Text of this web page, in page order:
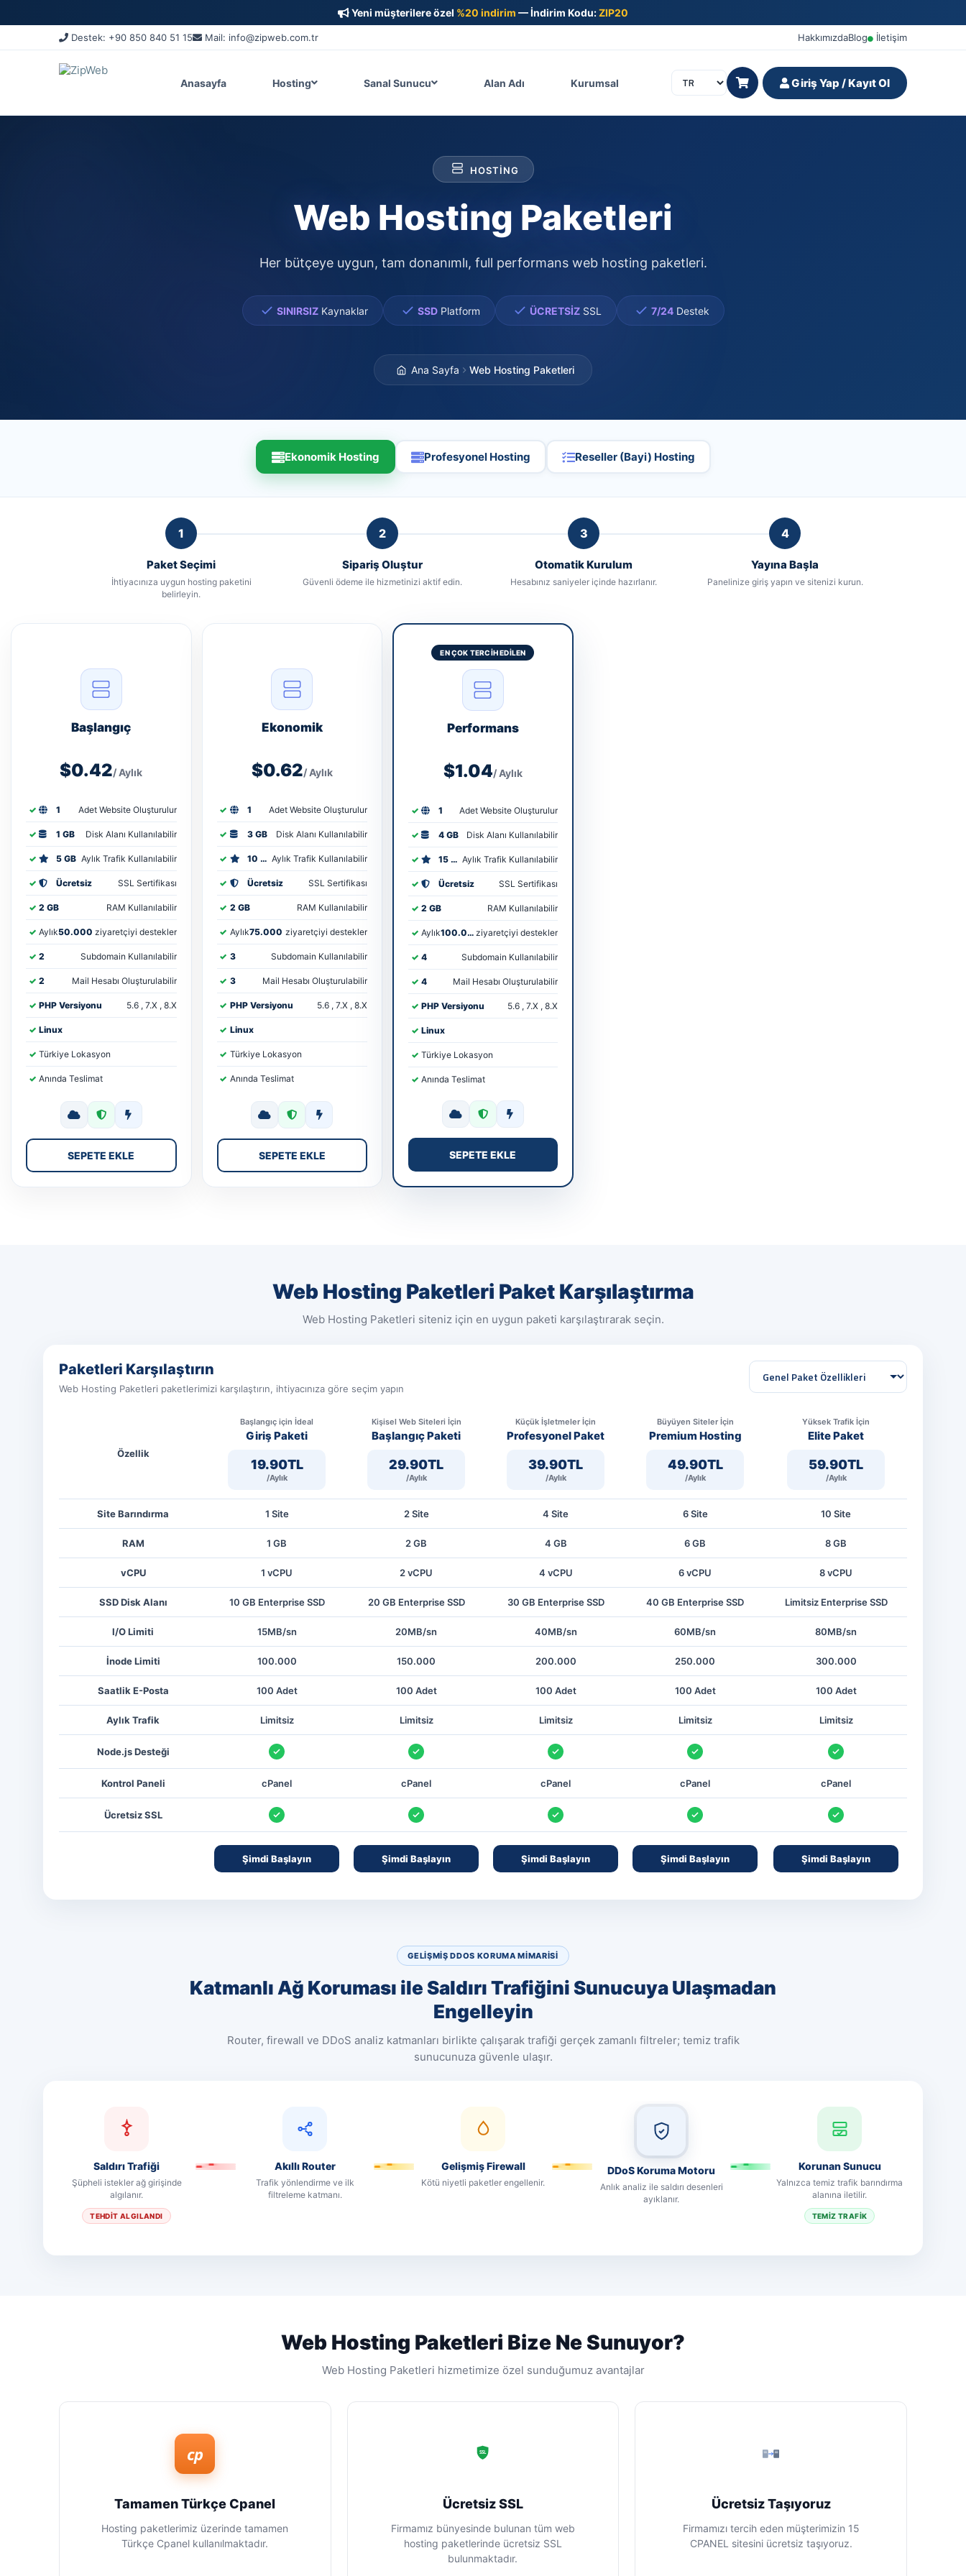
Yeni müşterilere özel %20 indirim — İndirim Kodu:ZIP20
Destek: +90 850 840 51 15 Mail: info@zipweb.com.tr HakkımızdaBlog İletişim
Anasayfa Hosting Sanal Sunucu Alan Adı Kurumsal Giriş Yap / Kayıt Ol
HOSTING
Web Hosting Paketleri
Her bütçeye uygun, tam donanımlı, full performans web hosting paketleri.
SINIRSIZKaynaklar SSDPlatform ÜCRETSİZSSL 7/24Destek
Ana Sayfa Web Hosting Paketleri
Ekonomik Hosting Profesyonel Hosting Reseller (Bayi) Hosting
1
Paket Seçimi
İhtiyacınıza uygun hosting paketini
belirleyin.
2
Sipariş Oluştur
Güvenli ödeme ile hizmetinizi aktif edin.
3
Otomatik Kurulum
Hesabınız saniyeler içinde hazırlanır.
4
Yayına Başla
Panelinize giriş yapın ve sitenizi kurun.
Başlangıç
$0.42/ Aylık
1 Adet Website Oluşturulur
1 GB Disk Alanı Kullanılabilir
5 GB Aylık Trafik Kullanılabilir
Ücretsiz SSL Sertifikası
2 GB RAM Kullanılabilir
Aylık50.000 ziyaretçiyi destekler
2 Subdomain Kullanılabilir
2 Mail Hesabı Oluşturulabilir
PHP Versiyonu 5.6 , 7.X , 8.X
Linux
Türkiye Lokasyon
Anında Teslimat
SEPETE EKLE
Ekonomik
$0.62/ Aylık
1 Adet Website Oluşturulur
3 GB Disk Alanı Kullanılabilir
10 GB Aylık Trafik Kullanılabilir
Ücretsiz SSL Sertifikası
2 GB RAM Kullanılabilir
Aylık75.000 ziyaretçiyi destekler
3 Subdomain Kullanılabilir
3 Mail Hesabı Oluşturulabilir
PHP Versiyonu 5.6 , 7.X , 8.X
Linux
Türkiye Lokasyon
Anında Teslimat
SEPETE EKLE
EN ÇOK TERCIH EDILEN
Performans
$1.04/ Aylık
1 Adet Website Oluşturulur
4 GB Disk Alanı Kullanılabilir
15 GB Aylık Trafik Kullanılabilir
Ücretsiz SSL Sertifikası
2 GB RAM Kullanılabilir
Aylık 100.000 ziyaretçiyi destekler
4 Subdomain Kullanılabilir
4 Mail Hesabı Oluşturulabilir
PHP Versiyonu 5.6 , 7.X , 8.X
Linux
Türkiye Lokasyon
Anında Teslimat
SEPETE EKLE
Web Hosting Paketleri Paket Karşılaştırma
Web Hosting Paketleri siteniz için en uygun paketi karşılaştırarak seçin.
Paketleri Karşılaştırın
Web Hosting Paketleri paketlerimizi karşılaştırın, ihtiyacınıza göre seçim yapın
Özellik
grubu
Özellik
Başlangıç için İdeal
Giriş Paketi
19.90TL
/Aylık
Kişisel Web Siteleri İçin
Başlangıç Paketi
29.90TL
/Aylık
Küçük İşletmeler İçin
Profesyonel Paket
39.90TL
/Aylık
Büyüyen Siteler İçin
Premium Hosting
49.90TL
/Aylık
Yüksek Trafik İçin
Elite Paket
59.90TL
/Aylık
Site Barındırma 1 Site 2 Site 4 Site 6 Site 10 Site
RAM 1 GB 2 GB 4 GB 6 GB 8 GB
vCPU 1 vCPU 2 vCPU 4 vCPU 6 vCPU 8 vCPU
SSD Disk Alanı 10 GB Enterprise SSD 20 GB Enterprise SSD 30 GB Enterprise SSD 40 GB Enterprise SSD Limitsiz Enterprise SSD
I/O Limiti 15MB/sn 20MB/sn 40MB/sn 60MB/sn 80MB/sn
İnode Limiti 100.000 150.000 200.000 250.000 300.000
Saatlik E-Posta 100 Adet 100 Adet 100 Adet 100 Adet 100 Adet
Aylık Trafik Limitsiz Limitsiz Limitsiz Limitsiz Limitsiz
Node.js Desteği Var Var Var Var Var
Kontrol Paneli cPanel cPanel cPanel cPanel cPanel
Ücretsiz SSL Var Var Var Var Var
Şimdi Başlayın Şimdi Başlayın Şimdi Başlayın Şimdi Başlayın Şimdi Başlayın
GELIŞMIŞ DDOS KORUMA MIMARISI
Katmanlı Ağ Koruması ile Saldırı Trafiğini Sunucuya Ulaşmadan
Engelleyin
Router, firewall ve DDoS analiz katmanları birlikte çalışarak trafiği gerçek zamanlı filtreler; temiz trafik
sunucunuza güvenle ulaşır.
Saldırı Trafiği
Şüpheli istekler ağ girişinde
algılanır.
TEHDIT ALGILANDI
Akıllı Router
Trafik yönlendirme ve ilk
filtreleme katmanı.
Gelişmiş Firewall
Kötü niyetli paketler engellenir.
DDoS Koruma Motoru
Anlık analiz ile saldırı desenleri
ayıklanır.
Korunan Sunucu
Yalnızca temiz trafik barındırma
alanına iletilir.
TEMIZ TRAFIK
Web Hosting Paketleri Bize Ne Sunuyor?
Web Hosting Paketleri hizmetimize özel sunduğumuz avantajlar
cp
Tamamen Türkçe Cpanel
Hosting paketlerimiz üzerinde tamamen
Türkçe Cpanel kullanılmaktadır.
SSL
Ücretsiz SSL
Firmamız bünyesinde bulunan tüm web
hosting paketlerinde ücretsiz SSL
bulunmaktadır.
Ücretsiz Taşıyoruz
Firmamızı tercih eden müşterimizin 15
CPANEL sitesini ücretsiz taşıyoruz.